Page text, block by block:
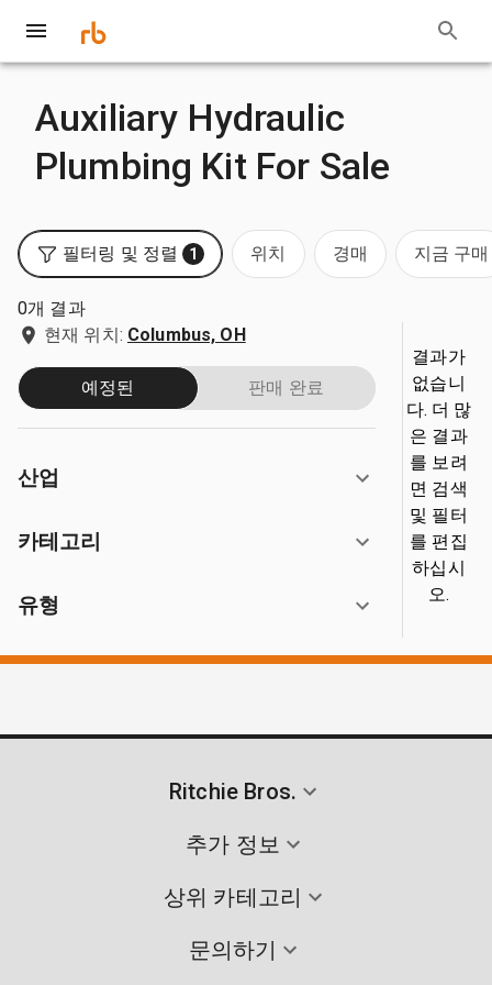
Auxiliary Hydraulic
Plumbing Kit For Sale
필터링 및 정렬 1 위치 경매 지금 구매
0개 결과
현재 위치: Columbus, OH
예정된 판매 완료
산업
카테고리
유형
결과가
없습니
다. 더 많
은 결과
를 보려
면 검색
및 필터
를 편집
하십시
오.
Ritchie Bros.
추가 정보
상위 카테고리
문의하기